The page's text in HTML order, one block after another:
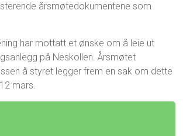
årsmøtedokumentene som
har mottatt et ønske om å leie ut
på Neskollen. Årsmøtet
å styret legger frem en sak om dette
mars.